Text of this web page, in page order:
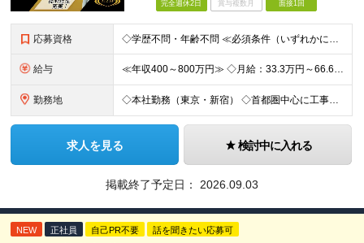
完全週休2日 賞与複数月 面接1回
応募資格 ◇学歴不問・年齢不問 ≪必須条件（いずれかに該当する方）≫ ・第二種電気工事士以上の有資格者 ・電気工事の実務経験がある方（目安1年以上／店舗・オフィス・工場など業態不問） ※「資格はこれから取り
給与 ≪年収400～800万円≫ ◇月給：33.3万円～66.6万円 ◇残業代別途全額支給 ◇昇給年2回（実力次第でスピード昇給可能） スキル・経験に応じた評価制度 ￣￣￣￣￣￣￣￣￣￣￣￣￣ 新規事業の
勤務地 ◇本社勤務（東京・新宿） ◇首都圏中心に工事を担当 【勤務地】 東京都新宿区西新宿8-17-1 住友不動産新宿グランドタワー36F 【アクセス】 ・東京メトロ丸ノ内線「西新宿駅」徒歩3分 ・JR「
求人を見る 検討中に入れる
掲載終了予定日： 2026.09.03
NEW 正社員 自己PR不要 話を聞きたい応募可